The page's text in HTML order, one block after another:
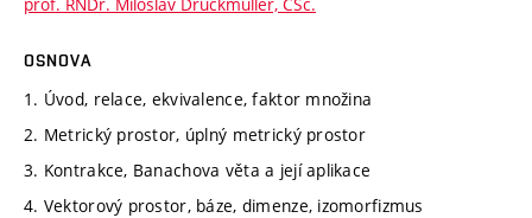
OSNOVA
1. Úvod, relace, ekvivalence, faktor množina
2. Metrický prostor, úplný metrický prostor
3. Kontrakce, Banachova věta a její aplikace
4. Vektorový prostor, báze, dimenze, izomorfizmus